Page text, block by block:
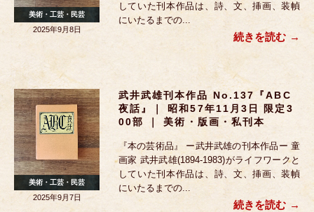
していた刊本作品は、詩、文、挿画、装幀
にいたるまでの...
続きを読む
美術・工芸・民芸
2025年9月8日
武井武雄刊本作品 No.137『ABC
夜話』｜ 昭和57年11月3日 限定3
00部 ｜ 美術・版画・私刊本
『本の芸術品』 ー武井武雄の刊本作品ー 童
画家 武井武雄(1894-1983)がライフワークと
していた刊本作品は、詩、文、挿画、装幀
にいたるまでの...
続きを読む
美術・工芸・民芸
2025年9月7日